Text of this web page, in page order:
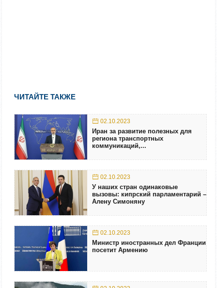
ЧИТАЙТЕ ТАКЖЕ
02.10.2023
Иран за развитие полезных для
региона транспортных
коммуникаций,...
02.10.2023
У наших стран одинаковые
вызовы: кипрский парламентарий –
Алену Симоняну
02.10.2023
Министр иностранных дел Франции
посетит Армению